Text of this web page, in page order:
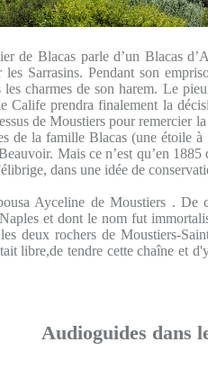
de Blacas parle d’un Blacas
Sarrasins. Pendant son
charmes de son harem. Le
Calife prendra finalement la
de Moustiers pour remercier
de la famille Blacas (une étoile
Mais ce n’est qu’en
dans une idée de
Ayceline de Moustiers . De
et dont le nom fut
deux rochers de Moustiers-
libre,de tendre cette chaîne et
Audioguides dans